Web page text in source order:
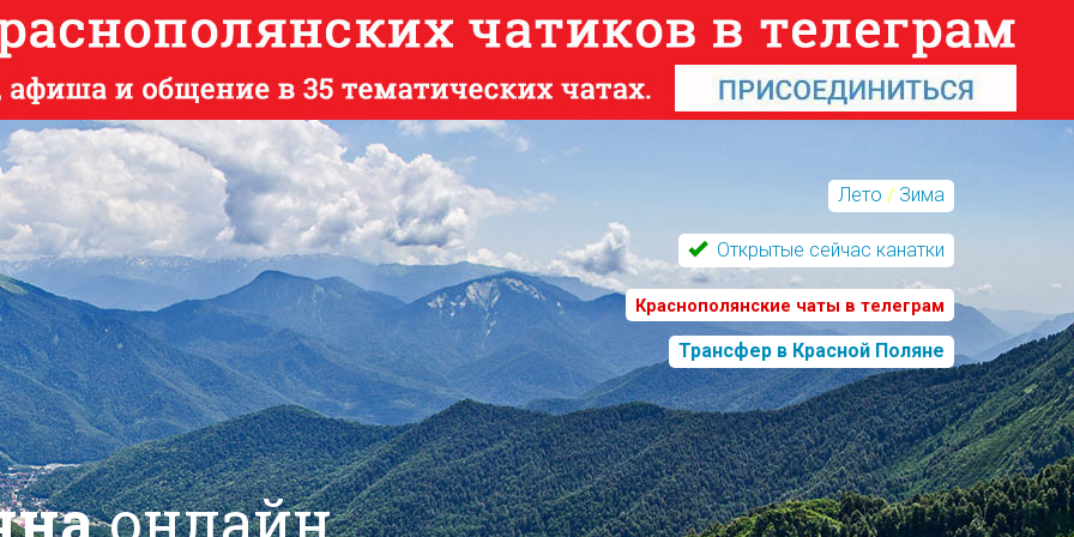
Лето / Зима
Открытые сейчас канатки
Краснополянские чаты в телеграм
Трансфер в Красной Поляне